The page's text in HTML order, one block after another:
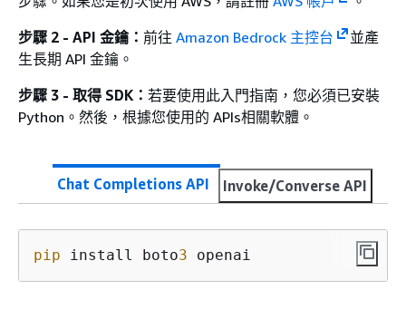
步驟 2 - API 金鑰： 前往 Amazon Bedrock 主控台
並產
生長期 API 金鑰。
步驟 3 - 取得 SDK： 若要使用此入門指南，您必須已安裝
Python。然後，根據您使用的 APIs相關軟體。
Chat Completions API Invoke/Converse API
pip install boto3 openai